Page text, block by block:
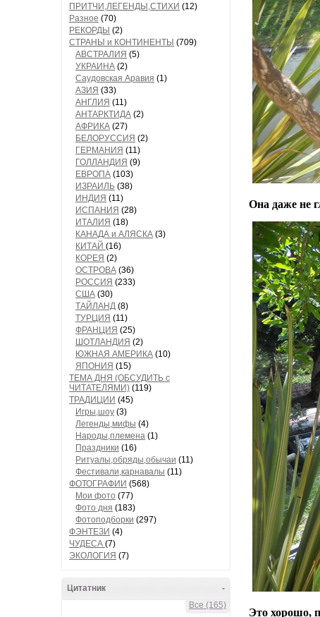
ПРИТЧИ,ЛЕГЕНДЫ,СТИХИ (12)
Разное (70)
РЕКОРДЫ (2)
СТРАНЫ и КОНТИНЕНТЫ (709)
АВСТРАЛИЯ (5)
УКРАИНА (2)
Саудовская Аравия (1)
АЗИЯ (33)
АНГЛИЯ (11)
АНТАРКТИДА (2)
АФРИКА (27)
БЕЛОРУССИЯ (2)
ГЕРМАНИЯ (11)
ГОЛЛАНДИЯ (9)
ЕВРОПА (103)
ИЗРАИЛЬ (38)
ИНДИЯ (11)
ИСПАНИЯ (28)
ИТАЛИЯ (18)
КАНАДА и АЛЯСКА (3)
КИТАЙ (16)
КОРЕЯ (2)
ОСТРОВА (36)
РОССИЯ (233)
США (30)
ТАЙЛАНД (8)
ТУРЦИЯ (11)
ФРАНЦИЯ (25)
ШОТЛАНДИЯ (2)
ЮЖНАЯ АМЕРИКА (10)
ЯПОНИЯ (15)
ТЕМА ДНЯ (ОБСУДИТЬ с
ЧИТАТЕЛЯМИ) (119)
ТРАДИЦИИ (45)
Игры,шоу (3)
Легенды,мифы (4)
Народы,племена (1)
Праздники (16)
Ритуалы,обряды,обычаи (11)
Фестивали,карнавалы (11)
ФОТОГРАФИИ (568)
Мои фото (77)
Фото дня (183)
Фотоподборки (297)
ФЭНТЕЗИ (4)
ЧУДЕСА (7)
ЭКОЛОГИЯ (7)
-
Цитатник
Все (165)
Она даже не
Это хорошо,